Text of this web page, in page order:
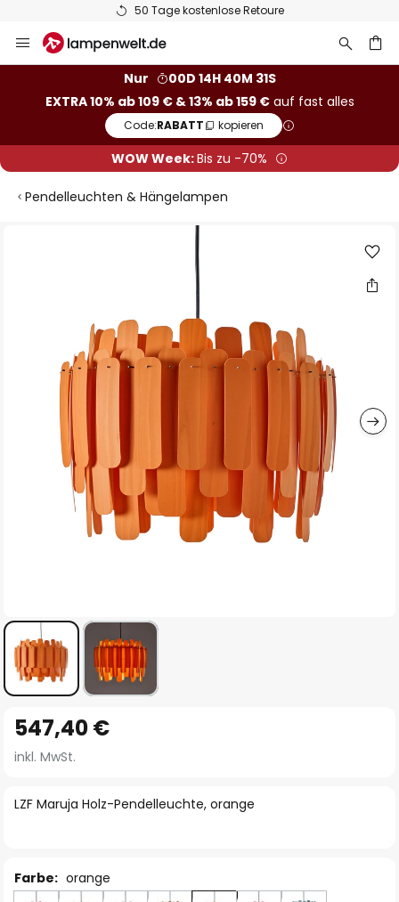
50 Tage kostenlose Retoure
Inhalt
Nur
00D 14H 40M 30S
EXTRA 10% ab 109 € & 13% ab 159 €auf fast alles
Code:RABATT kopieren
WOW Week:Bis zu -70%
Pendelleuchten & Hängelampen
Anfang
der
springen
LZF Maruja Holz-Pendelleuchte, orange
547,40 €
inkl. MwSt.
Farbe: orange